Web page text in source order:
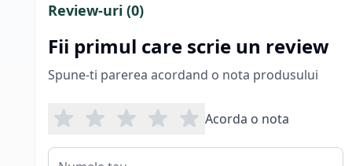
Review-uri (0)
Fii primul care scrie un review
Spune-ti parerea acordand o nota produsului
Acorda o nota